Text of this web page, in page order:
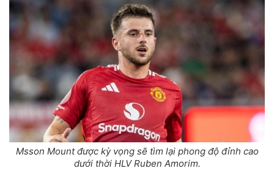
Msson Mount được kỳ vọng sẽ tìm lại phong độ đỉnh cao
dưới thời HLV Ruben Amorim.